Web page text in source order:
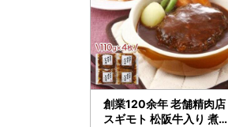
創業120余年 老舗精肉店
スギモト 松阪牛入り 煮込